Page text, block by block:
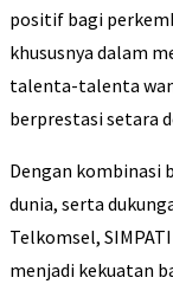
positif bagi
khususnya dalam
talenta-talenta
berprestasi setara
Dengan kombinasi
dunia, serta
Telkomsel,
menjadi kekuatan